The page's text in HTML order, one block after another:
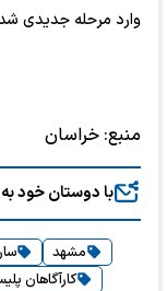
وارد مرحله جدیدی
منبع: خراسان
با دوستان خود به
مشهد
کارآگاهان